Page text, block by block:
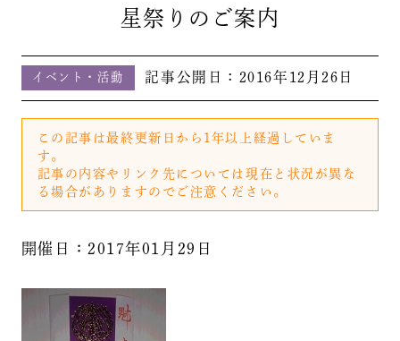
星祭りのご案内
イベント・活動 記事公開日： 2016年12月26日
この記事は最終更新日から1年以上経過していま
す。
記事の内容やリンク先については現在と状況が異な
る場合がありますのでご注意ください。
開催日：2017年01月29日